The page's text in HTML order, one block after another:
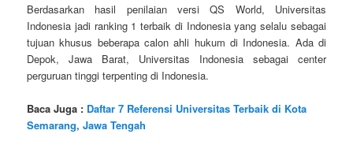
Berdasarkan hasil penilaian versi QS World, Universitas
Indonesia jadi ranking 1 terbaik di Indonesia yang selalu sebagai
tujuan khusus beberapa calon ahli hukum di Indonesia. Ada di
Depok, Jawa Barat, Universitas Indonesia sebagai center
perguruan tinggi terpenting di Indonesia.
Baca Juga : Daftar 7 Referensi Universitas Terbaik di Kota
Semarang, Jawa Tengah